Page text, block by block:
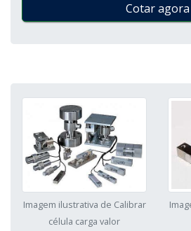
Cotar agora
Imagem ilustrativa de Calibrar
célula carga valor